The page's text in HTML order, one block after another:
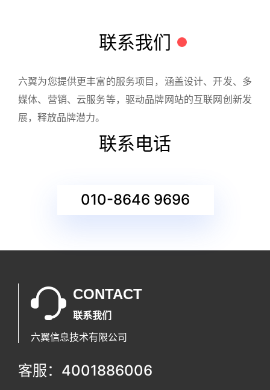
联系我们
六翼为您提供更丰富的服务项目，涵盖设计、开发、多
媒体、营销、云服务等，驱动品牌网站的互联网创新发
展，释放品牌潜力。
联系电话
010-8646 9696
CONTACT
联系我们
六翼信息技术有限公司
客服：4001886006